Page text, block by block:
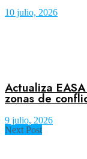
10 julio, 2026
Actualiza
zonas de
9 julio, 2026
Next Post